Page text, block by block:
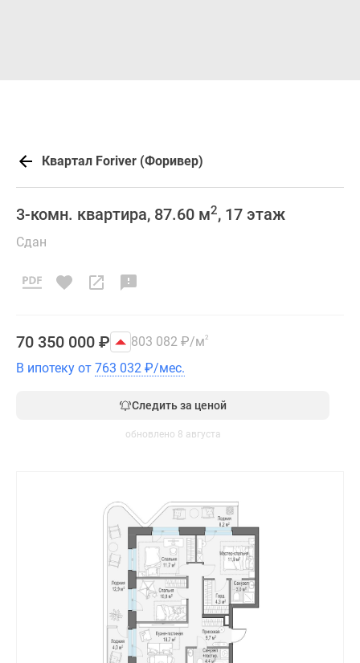
Квартал Foriver (Форивер)
3-комн. квартира, 87.60 м2, 17 этаж
Сдан
70 350 000 ₽ 803 082 ₽/м2
В ипотеку от 763 032 ₽/мес.
Следить за ценой
обновлено 8 августа